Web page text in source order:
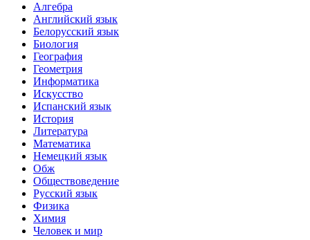
Алгебра
Английский язык
Белорусский язык
Биология
География
Геометрия
Информатика
Искусство
Испанский язык
История
Литература
Математика
Немецкий язык
Обж
Обществоведение
Русский язык
Физика
Химия
Человек и мир